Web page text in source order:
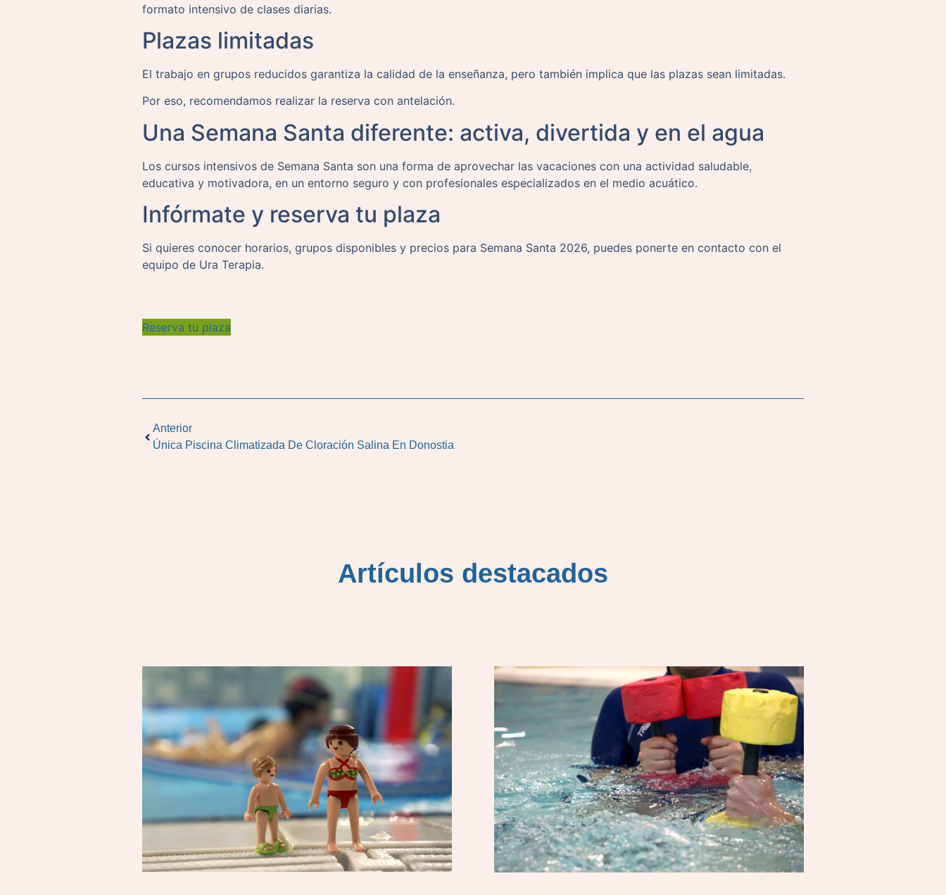
formato intensivo de clases diarias.
Plazas limitadas
El trabajo en grupos reducidos garantiza la calidad de la enseñanza, pero también implica que las plazas sean limitadas.
Por eso, recomendamos realizar la reserva con antelación.
Una Semana Santa diferente: activa, divertida y en el agua
Los cursos intensivos de Semana Santa son una forma de aprovechar las vacaciones con una actividad saludable,
educativa y motivadora, en un entorno seguro y con profesionales especializados en el medio acuático.
Infórmate y reserva tu plaza
Si quieres conocer horarios, grupos disponibles y precios para Semana Santa 2026, puedes ponerte en contacto con el
equipo de Ura Terapia.
Reserva tu plaza
Anterior
Única Piscina Climatizada De Cloración Salina En Donostia
Artículos destacados